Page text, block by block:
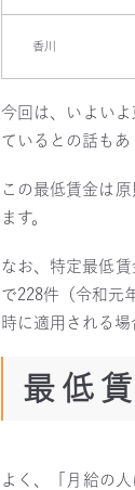
香川
今回は、いよい
ているとの話もあ
この最低賃金は
ます。
なお、特定最低
で228件（令和元
時に適用される
最低
よく、「月給の